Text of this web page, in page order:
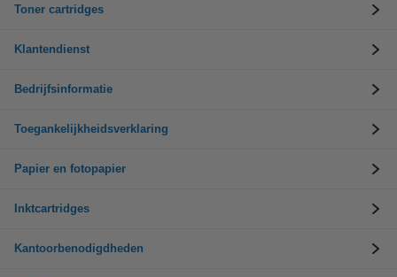
Toner cartridges
Klantendienst
Bedrijfsinformatie
Toegankelijkheidsverklaring
Papier en fotopapier
Inktcartridges
Kantoorbenodigdheden